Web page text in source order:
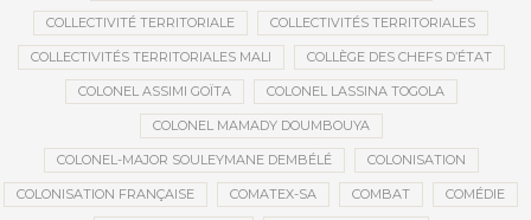
COLLECTIVITÉ TERRITORIALE COLLECTIVITÉS TERRITORIALES
COLLECTIVITÉS TERRITORIALES MALI COLLÈGE DES CHEFS D’ÉTAT
COLONEL ASSIMI GOÏTA COLONEL LASSINA TOGOLA
COLONEL MAMADY DOUMBOUYA
COLONEL-MAJOR SOULEYMANE DEMBÉLÉ COLONISATION
COLONISATION FRANÇAISE COMATEX-SA COMBAT COMÉDIE